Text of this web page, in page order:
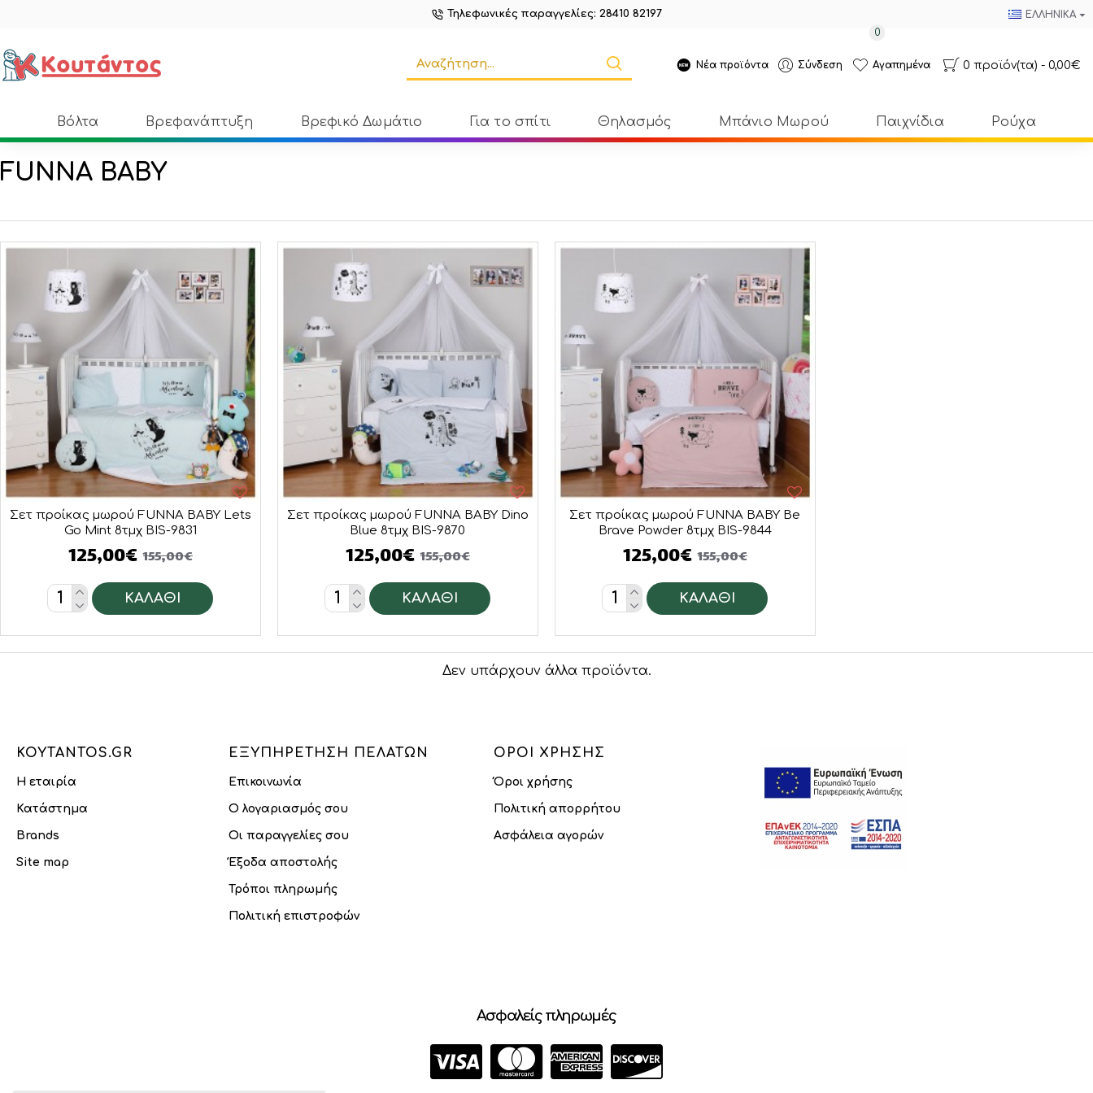
Τηλεφωνικές παραγγελίες: 28410 82197 ΕΛΛΗΝΙΚΆ
Νέα προϊόντα Σύνδεση Αγαπημένα
0
0 προϊόν(τα) - 0,00€
Βόλτα Βρεφανάπτυξη Βρεφικό Δωμάτιο Για το σπίτι Θηλασμός Μπάνιο Μωρού Παιχνίδια Ρούχα
FUNNA BABY
Σετ προίκας μωρού FUNNA BABY Lets
Go Mint 8τμχ BIS-9831
125,00€ 155,00€
ΚΑΛΆΘΙ
Σετ προίκας μωρού FUNNA BABY Dino
Blue 8τμχ BIS-9870
125,00€ 155,00€
ΚΑΛΆΘΙ
Σετ προίκας μωρού FUNNA BABY Be
Brave Powder 8τμχ BIS-9844
125,00€ 155,00€
ΚΑΛΆΘΙ
Δεν υπάρχουν άλλα προϊόντα.
KOYTANTOS.GR
Η εταιρία
Κατάστημα
Brands
Site map
ΕΞΥΠΗΡΈΤΗΣΗ ΠΕΛΑΤΏΝ
Επικοινωνία
Ο λογαριασμός σου
Οι παραγγελίες σου
Έξοδα αποστολής
Τρόποι πληρωμής
Πολιτική επιστροφών
ΌΡΟΙ ΧΡΉΣΗΣ
Όροι χρήσης
Πολιτική απορρήτου
Ασφάλεια αγορών
Ασφαλείς πληρωμές